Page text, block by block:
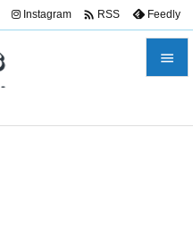

Instagram  RSS Feedly